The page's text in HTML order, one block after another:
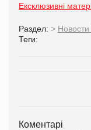
Ексклюзивні
Раздел: >
Теги:
Коментарі